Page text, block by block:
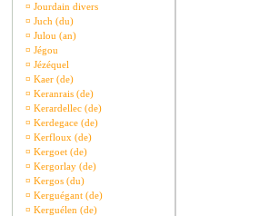
¤ Jourdain divers
¤ Juch (du)
¤ Julou (an)
¤ Jégou
¤ Jézéquel
¤ Kaer (de)
¤ Keranrais (de)
¤ Kerardellec (de)
¤ Kerdegace (de)
¤ Kerfloux (de)
¤ Kergoet (de)
¤ Kergorlay (de)
¤ Kergos (du)
¤ Kerguégant (de)
¤ Kerguélen (de)